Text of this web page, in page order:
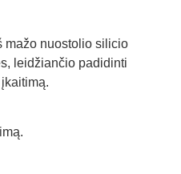
mažo nuostolio silicio
leidžiančio padidinti